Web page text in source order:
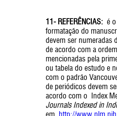
11- REFERÊNCIAS: é
formatação do
devem ser numeradas
de acordo com a
mencionadas pela
ou tabela do estudo e
com o padrão
de periódicos devem
acordo com o Index
Journals Indexed in